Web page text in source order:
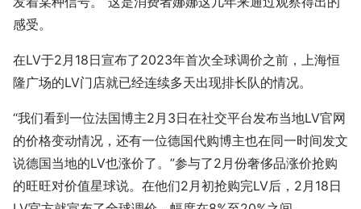
感受。
在LV于2月18日宣布了2023年首次全球调价之前，上海恒
隆广场的LV门店就已经连续多天出现排长队的情况。
“我们看到一位法国博主2月3日在社交平台发布当地LV官网
的价格变动情况，还有一位德国代购博主也在同一时间发文
说德国当地的LV也涨价了。”参与了2月份奢侈品涨价抢购
的旺旺对价值星球说。在他们2月初抢购完LV后，2月18日